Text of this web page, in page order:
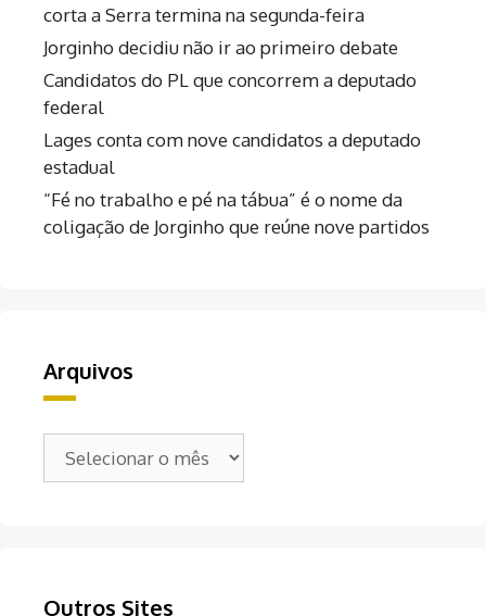
corta a Serra termina na segunda-feira
Jorginho decidiu não ir ao primeiro debate
Candidatos do PL que concorrem a deputado
federal
Lages conta com nove candidatos a deputado
estadual
“Fé no trabalho e pé na tábua” é o nome da
coligação de Jorginho que reúne nove partidos
Arquivos
Outros Sites